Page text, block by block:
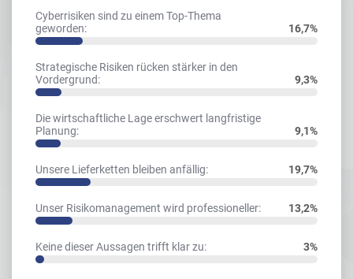
Cyberrisiken sind zu einem Top-Thema
geworden:
16,7%
Strategische Risiken rücken stärker in den
Vordergrund:
9,3%
Die wirtschaftliche Lage erschwert langfristige
Planung:
9,1%
Unsere Lieferketten bleiben anfällig: 19,7%
Unser Risikomanagement wird professioneller: 13,2%
Keine dieser Aussagen trifft klar zu: 3%